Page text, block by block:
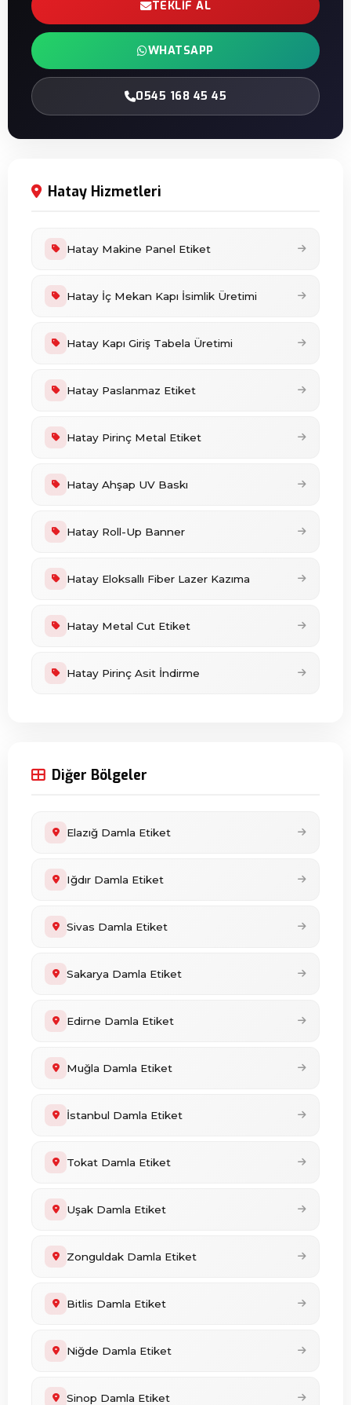
TEKLIF AL
WHATSAPP
0545 168 45 45
Hatay Hizmetleri
Hatay Makine Panel Etiket
Hatay İç Mekan Kapı İsimlik Üretimi
Hatay Kapı Giriş Tabela Üretimi
Hatay Paslanmaz Etiket
Hatay Pirinç Metal Etiket
Hatay Ahşap UV Baskı
Hatay Roll-Up Banner
Hatay Eloksallı Fiber Lazer Kazıma
Hatay Metal Cut Etiket
Hatay Pirinç Asit İndirme
Diğer Bölgeler
Elazığ Damla Etiket
Iğdır Damla Etiket
Sivas Damla Etiket
Sakarya Damla Etiket
Edirne Damla Etiket
Muğla Damla Etiket
İstanbul Damla Etiket
Tokat Damla Etiket
Uşak Damla Etiket
Zonguldak Damla Etiket
Bitlis Damla Etiket
Niğde Damla Etiket
Sinop Damla Etiket